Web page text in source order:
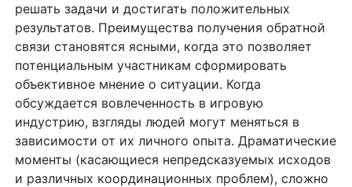
решать задачи и достигать положительных
результатов. Преимущества получения обратной
связи становятся ясными, когда это позволяет
потенциальным участникам сформировать
объективное мнение о ситуации. Когда
обсуждается вовлеченность в игровую
индустрию, взгляды людей могут меняться в
зависимости от их личного опыта. Драматические
моменты (касающиеся непредсказуемых исходов
и различных координационных проблем), сложно